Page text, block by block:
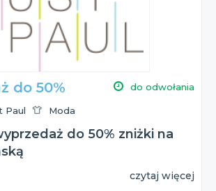
do 50% do odwołania
Paul Moda
do 50% zniżki na
czytaj więcej